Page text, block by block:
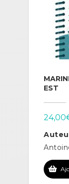
EST
24,00